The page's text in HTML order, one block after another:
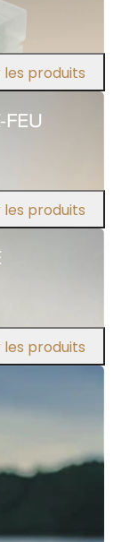
les produits
les produits
les produits